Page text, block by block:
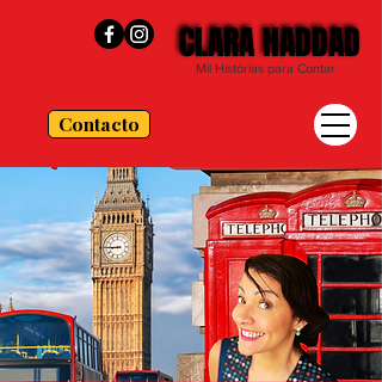
Contacto
CLARA HADDAD
CLARA HADDAD
Mil Histórias para Contar